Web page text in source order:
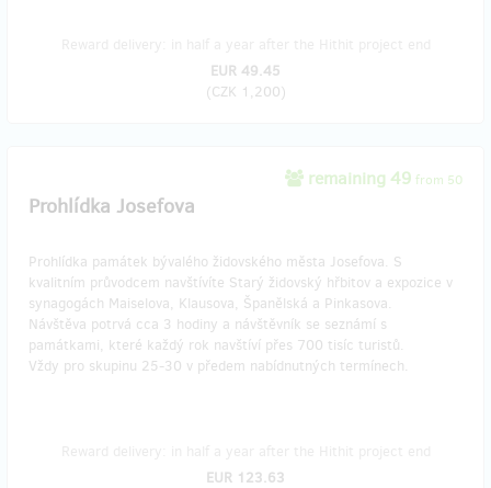
EUR 49.45
(CZK 1,200)
remaining 49 from 50
Prohlídka Josefova
Prohlídka památek bývalého židovského města Josefova. S
kvalitním průvodcem navštívíte Starý židovský hřbitov a expozice v
synagogách Maiselova, Klausova, Španělská a Pinkasova.
Návštěva potrvá cca 3 hodiny a návštěvník se seznámí s
památkami, které každý rok navštíví přes 700 tisíc turistů.
Vždy pro skupinu 25-30 v předem nabídnutných termínech.
EUR 123.63